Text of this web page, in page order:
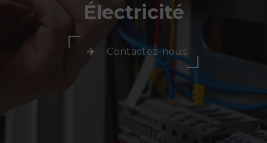
Électricité
Contactez-nous